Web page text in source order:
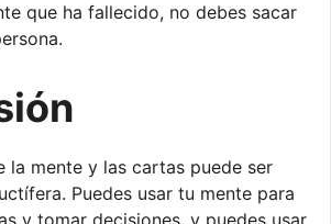
que ha fallecido, no debes sacar
la mente y las cartas puede ser
Puedes usar tu mente para